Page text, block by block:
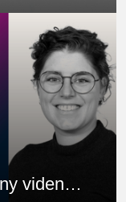
viden…